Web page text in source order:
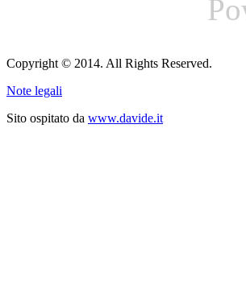
Copyright © 2014. All Rights Reserved.
Note legali
Sito ospitato da www.davide.it